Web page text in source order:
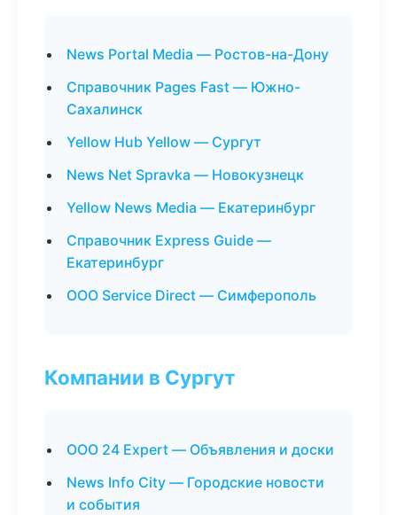
News Portal Media — Ростов-на-Дону
Справочник Pages Fast — Южно-
Сахалинск
Yellow Hub Yellow — Сургут
News Net Spravka — Новокузнецк
Yellow News Media — Екатеринбург
Справочник Express Guide —
Екатеринбург
ООО Service Direct — Симферополь
Компании в Сургут
ООО 24 Expert — Объявления и доски
News Info City — Городские новости
и события